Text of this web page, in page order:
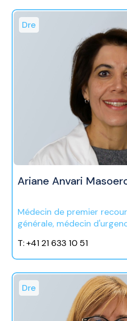
Dre
Ariane Anvari
Médecin de premier
générale, médecin
T: +41 21 633 10 51
Dre